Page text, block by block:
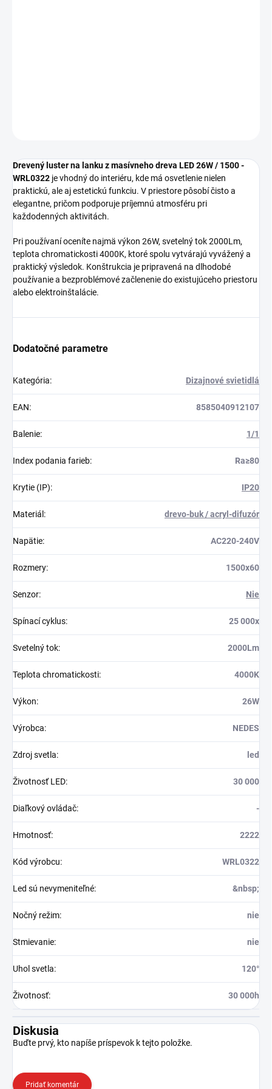
Drevený luster na lanku z masívneho dreva LED 26W / 1500 -
WRL0322 je vhodný do interiéru, kde má osvetlenie nielen
praktickú, ale aj estetickú funkciu. V priestore pôsobí čisto a
elegantne, pričom podporuje príjemnú atmosféru pri
každodenných aktivitách.
Pri používaní oceníte najmä výkon 26W, svetelný tok 2000Lm,
teplota chromatickosti 4000K, ktoré spolu vytvárajú vyvážený a
praktický výsledok. Konštrukcia je pripravená na dlhodobé
používanie a bezproblémové začlenenie do existujúceho priestoru
alebo elektroinštalácie.
Dodatočné parametre
Kategória: Dizajnové svietidlá
EAN: 8585040912107
Balenie: 1/1
Index podania farieb: Ra≥80
Krytie (IP): IP20
Materiál : drevo-buk / acryl-difuzór
Napätie: AC220-240V
Rozmery: 1500x60
Senzor: Nie
Spínací cyklus: 25 000x
Svetelný tok: 2000Lm
Teplota chromatickosti: 4000K
Výkon: 26W
Výrobca: NEDES
Zdroj svetla: led
Životnosť LED: 30 000
Diaľkový ovládač: -
Hmotnosť: 2222
Kód výrobcu: WRL0322
Led sú nevymeniteľné: &nbsp;
Nočný režim: nie
Stmievanie: nie
Uhol svetla: 120°
Životnosť: 30 000h
Diskusia
Buďte prvý, kto napíše príspevok k tejto položke.
Pridať komentár